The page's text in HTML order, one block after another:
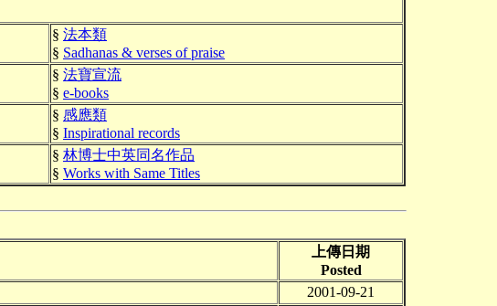
§ 法本類
§ Sadhanas & verses of praise
§ 法寶宣流
§ e-books
§ 感應類
§ Inspirational records
§ 林博士中英同名作品
§ Works with Same Titles
上傳日期
Posted
2001-09-21